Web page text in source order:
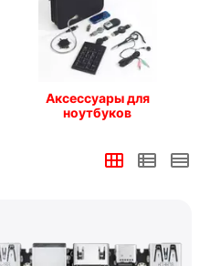
Аксессуары для
ноутбуков